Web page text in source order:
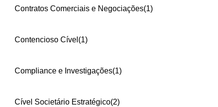
Contratos Comerciais e Negociações(1)
Contencioso Cível (1)
Compliance e Investigações(1)
Cível Societário Estratégico(2)